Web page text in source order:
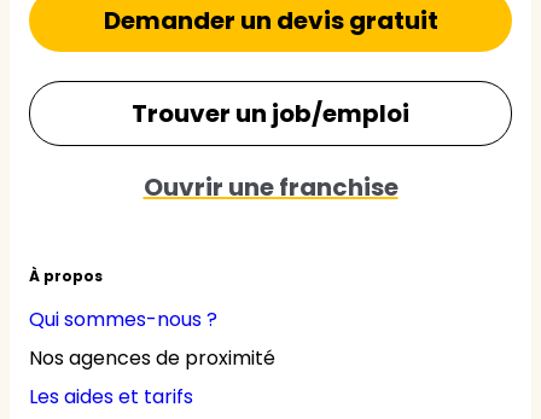
À propos
Qui sommes-nous ?
Nos agences de proximité
Les aides et tarifs
Demander un devis gratuit
Trouver un job/emploi
Ouvrir une franchise